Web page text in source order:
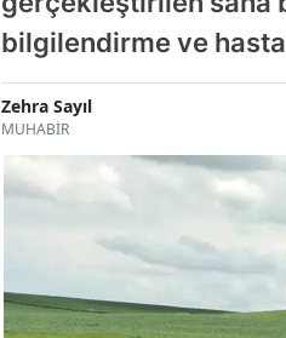
bilgilendirme ve
Zehra Sayıl
MUHABİR